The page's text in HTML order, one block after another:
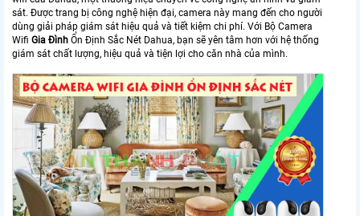
sát. Được trang bị công nghệ hiện đại, camera này mang đến cho người
dùng giải pháp giám sát hiệu quả và tiết kiệm chi phí. Với Bộ Camera
Wifi Gia Đình Ổn Định Sắc Nét Dahua, bạn sẽ yên tâm hơn với hệ thống
giám sát chất lượng, hiệu quả và tiện lợi cho căn nhà của mình.